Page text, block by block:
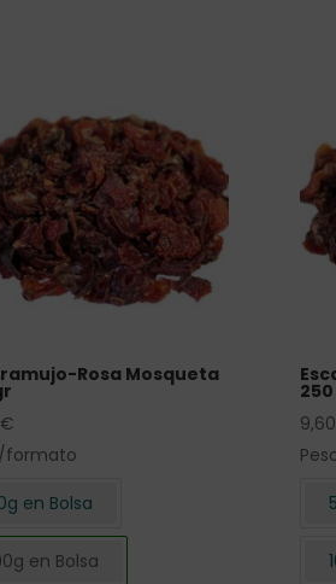
Rosa Mosqueta
€
formato
en Bolsa
en Bolsa
9,60